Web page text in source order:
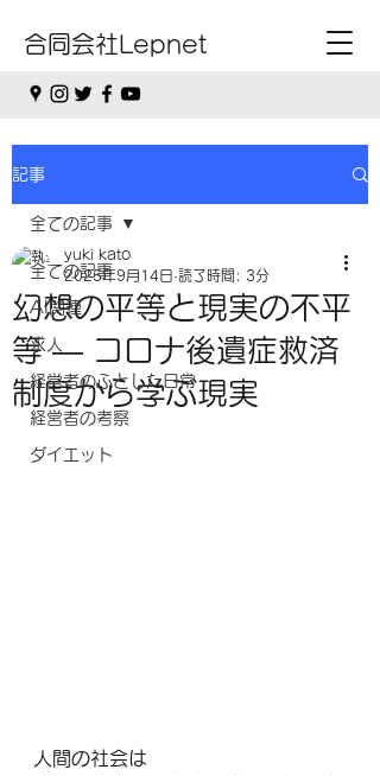
合同会社Lepnet
記事
全ての記事
AI関連
求人
経営者のふとした日常
経営者の考察
ダイエット
全ての記事
幻想の平等と現実の不平
等 ― コロナ後遺症救済
制度から学ぶ現実
yuki kato
2025年9月14日 読了時間: 3分
人間の社会は